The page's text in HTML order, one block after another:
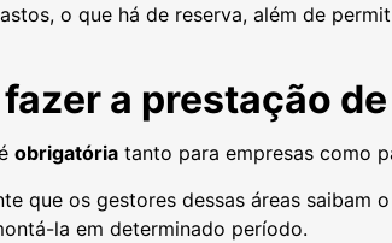
o que há de reserva, além de
a prestação
obrigatória tanto para empresas como
que os gestores dessas áreas saibam
la em determinado período.